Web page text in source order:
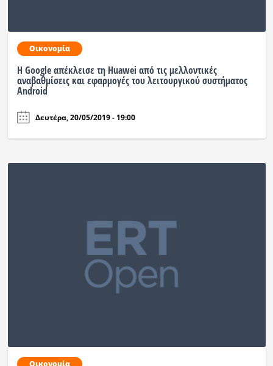
Εκπομπές
Πολιτισμός
Οικονομία
Η Google απέκλεισε τη Huawei από τις μελλοντικές
αναβαθμίσεις και εφαρμογές του λειτουργικού συστήματος
Android
Δευτέρα, 20/05/2019 - 19:00